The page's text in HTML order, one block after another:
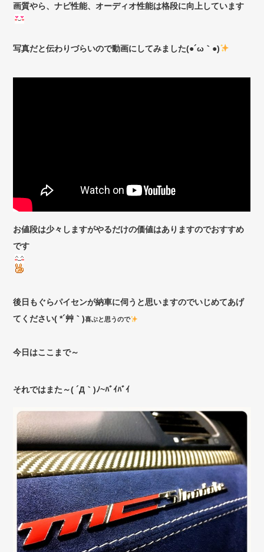
画質やら、ナビ性能、オーディオ性能は格段に向上しています
写真だと伝わりづらいので動画にしてみました(●´ω｀●)
お値段は少々しますがやるだけの価値はありますのでおすすめ
です
後日もぐらパイセンが納車に伺うと思いますのでいじめてあげ
てください( *´艸｀)喜ぶと思うので
今日はここまで～
それではまた～( ´Д｀)ﾉ~ﾊﾞｲﾊﾞｲ